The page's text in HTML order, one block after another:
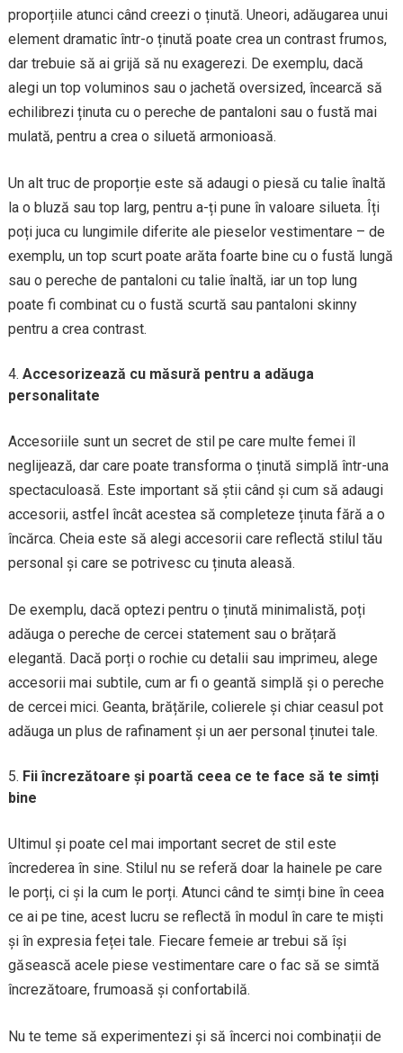
proporțiile atunci când creezi o ținută. Uneori, adăugarea unui
element dramatic într-o ținută poate crea un contrast frumos,
dar trebuie să ai grijă să nu exagerezi. De exemplu, dacă
alegi un top voluminos sau o jachetă oversized, încearcă să
echilibrezi ținuta cu o pereche de pantaloni sau o fustă mai
mulată, pentru a crea o siluetă armonioasă.
Un alt truc de proporție este să adaugi o piesă cu talie înaltă
la o bluză sau top larg, pentru a-ți pune în valoare silueta. Îți
poți juca cu lungimile diferite ale pieselor vestimentare – de
exemplu, un top scurt poate arăta foarte bine cu o fustă lungă
sau o pereche de pantaloni cu talie înaltă, iar un top lung
poate fi combinat cu o fustă scurtă sau pantaloni skinny
pentru a crea contrast.
Accesorizează cu măsură pentru a adăuga
personalitate
Accesoriile sunt un secret de stil pe care multe femei îl
neglijează, dar care poate transforma o ținută simplă într-una
spectaculoasă. Este important să știi când și cum să adaugi
accesorii, astfel încât acestea să completeze ținuta fără a o
încărca. Cheia este să alegi accesorii care reflectă stilul tău
personal și care se potrivesc cu ținuta aleasă.
De exemplu, dacă optezi pentru o ținută minimalistă, poți
adăuga o pereche de cercei statement sau o brățară
elegantă. Dacă porți o rochie cu detalii sau imprimeu, alege
accesorii mai subtile, cum ar fi o geantă simplă și o pereche
de cercei mici. Geanta, brățările, colierele și chiar ceasul pot
adăuga un plus de rafinament și un aer personal ținutei tale.
Fii încrezătoare și poartă ceea ce te face să te simți
bine
Ultimul și poate cel mai important secret de stil este
încrederea în sine. Stilul nu se referă doar la hainele pe care
le porți, ci și la cum le porți. Atunci când te simți bine în ceea
ce ai pe tine, acest lucru se reflectă în modul în care te miști
și în expresia feței tale. Fiecare femeie ar trebui să își
găsească acele piese vestimentare care o fac să se simtă
încrezătoare, frumoasă și confortabilă.
Nu te teme să experimentezi și să încerci noi combinații de